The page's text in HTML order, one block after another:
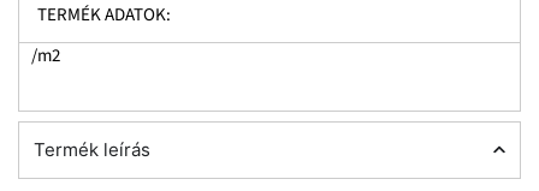
TERMÉK ADATOK:
/m2
Termék leírás